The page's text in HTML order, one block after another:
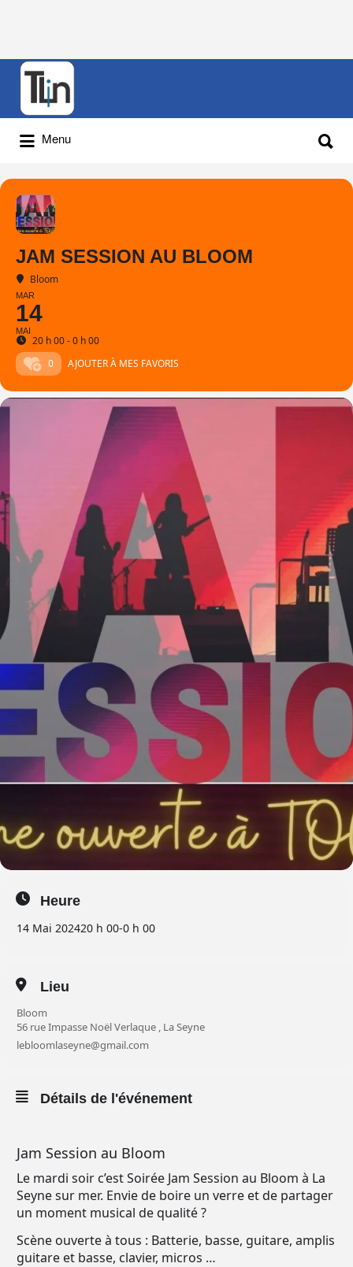
Rechercher
Menu
JAM SESSION AU BLOOM
Bloom
MAR
14
MAI
20 h 00 - 0 h 00
0
AJOUTER À MES FAVORIS
Heure
14 Mai 202420 h 00-0 h 00
Lieu
Bloom
56 rue Impasse Noël Verlaque , La Seyne
lebloomlaseyne@gmail.com
Détails de l'événement
Jam Session au Bloom
Le mardi soir c’est Soirée Jam Session au Bloom à La
Seyne sur mer. Envie de boire un verre et de partager
un moment musical de qualité ?
Scène ouverte à tous : Batterie, basse, guitare, amplis
guitare et basse, clavier, micros …